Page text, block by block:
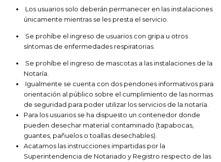
Los usuarios solo deberán permanecer en las instalaciones
únicamente mientras se les presta el servicio.
Se prohíbe el ingreso de usuarios con gripa u otros
síntomas de enfermedades respiratorias.
Se prohíbe el ingreso de mascotas a las instalaciones de la
Notaría.
Igualmente se cuenta con dos pendones informativos para
orientación al público sobre el cumplimiento de las normas
de seguridad para poder utilizar los servicios de la notaría.
Para los usuarios se ha dispuesto un contenedor donde
pueden desechar material contaminado (tapabocas,
guantes, pañuelos o toallas desechables).
Acatamos las instrucciones impartidas por la
Superintendencia de Notariado y Registro respecto de las